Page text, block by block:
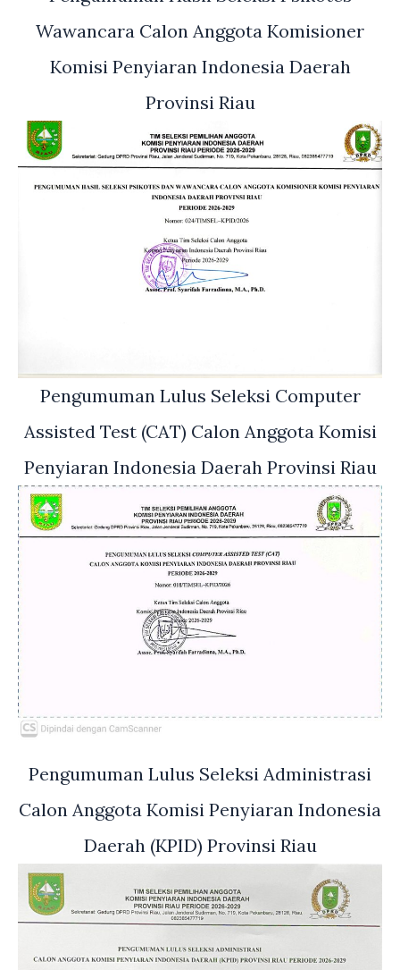
Wawancara Calon Anggota Komisioner
Komisi Penyiaran Indonesia Daerah
Provinsi Riau
Pengumuman Lulus Seleksi Computer
Assisted Test (CAT) Calon Anggota Komisi
Penyiaran Indonesia Daerah Provinsi Riau
Pengumuman Lulus Seleksi Administrasi
Calon Anggota Komisi Penyiaran Indonesia
Daerah (KPID) Provinsi Riau